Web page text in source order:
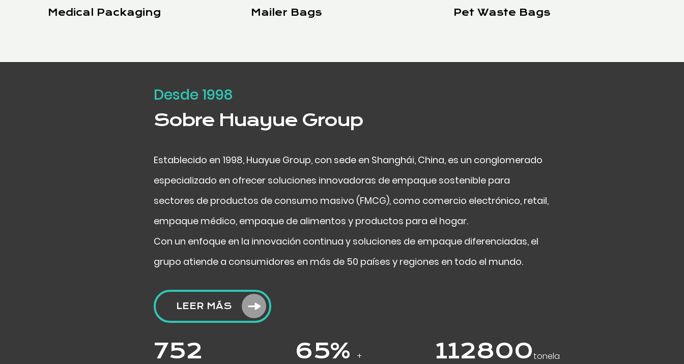
Medical Packaging Mailer Bags Pet Waste Bags
Desde 1998
Sobre Huayue Group
Establecido en 1998, Huayue Group, con sede en Shanghái, China, es un conglomerado
especializado en ofrecer soluciones innovadoras de empaque sostenible para
sectores de productos de consumo masivo (FMCG), como comercio electrónico, retail,
empaque médico, empaque de alimentos y productos para el hogar.
Con un enfoque en la innovación continua y soluciones de empaque diferenciadas, el
grupo atiende a consumidores en más de 50 países y regiones en todo el mundo.
LEER MÁS
800 70%
+
120000ton